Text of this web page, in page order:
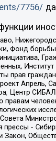
7756/
Фонд
прав
Центр
правам
-